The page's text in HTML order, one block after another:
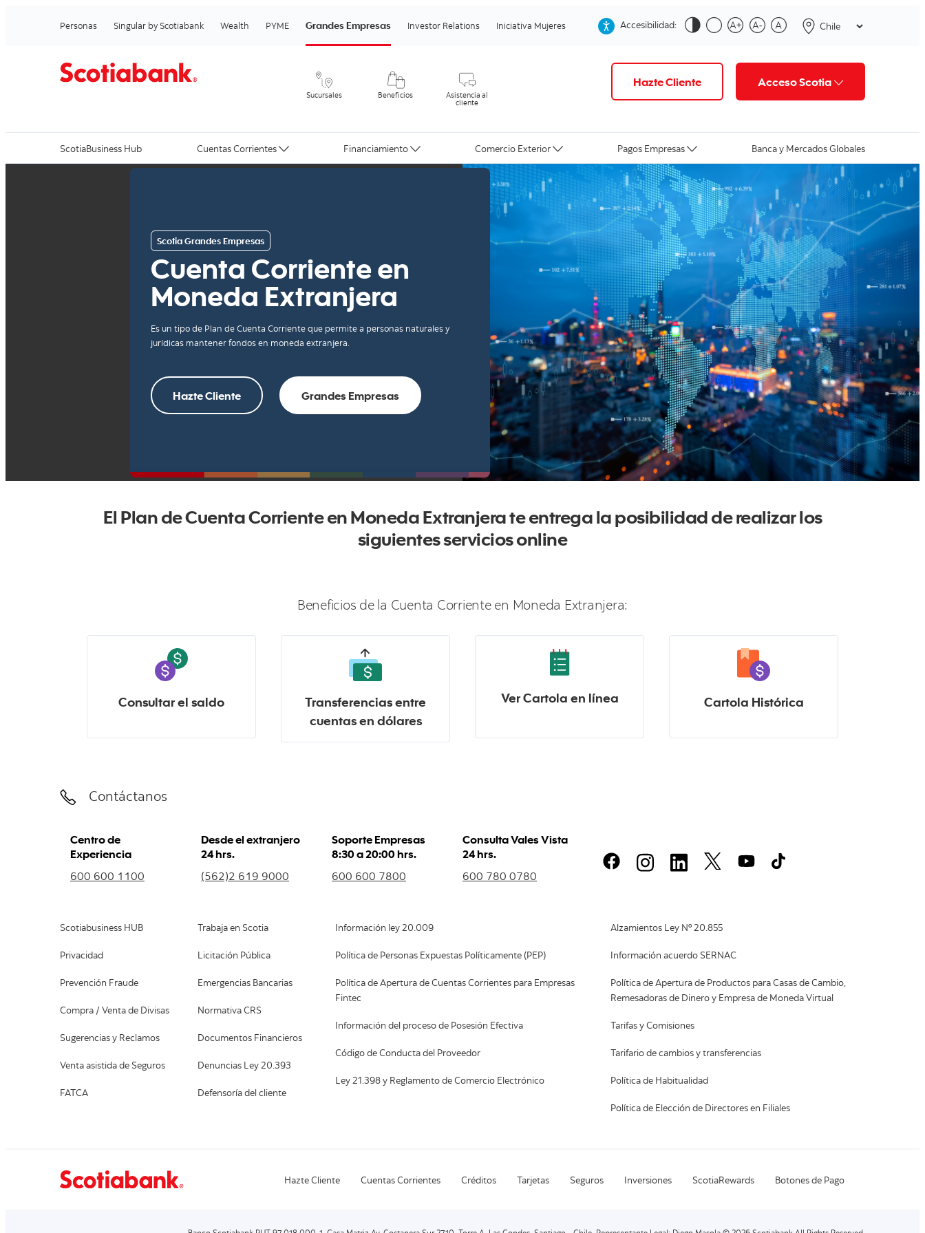
Personas Singular by Scotiabank Wealth PYME Grandes Empresas Investor Relations Iniciativa Mujeres Accesibilidad:
Sucursales Beneficios
Asistencia al
cliente
Hazte Cliente Acceso Scotia
ScotiaBusiness Hub Cuentas Corrientes Financiamiento Comercio Exterior Pagos Empresas Banca y Mercados Globales
Scotia Grandes Empresas
Cuenta Corriente en
Moneda Extranjera
Es un tipo de Plan de Cuenta Corriente que permite a personas naturales y
jurídicas mantener fondos en moneda extranjera.
Hazte Cliente Grandes Empresas
El Plan de Cuenta Corriente en Moneda Extranjera te entrega la posibilidad de realizar los
siguientes servicios online
Beneficios de la Cuenta Corriente en Moneda Extranjera:
Consultar el saldo
Transferencias entre
cuentas en dólares
Ver Cartola en línea Cartola Histórica
Contáctanos
Centro de
Experiencia
600 600 1100
Desde el extranjero
24 hrs.
(562)2 619 9000
Soporte Empresas
8:30 a 20:00 hrs.
600 600 7800
Consulta Vales Vista
24 hrs.
600 780 0780
Scotiabusiness HUB
Privacidad
Prevención Fraude
Compra / Venta de Divisas
Sugerencias y Reclamos
Venta asistida de Seguros
FATCA
Trabaja en Scotia
Licitación Pública
Emergencias Bancarias
Normativa CRS
Documentos Financieros
Denuncias Ley 20.393
Defensoría del cliente
Información ley 20.009
Política de Personas Expuestas Políticamente (PEP)
Política de Apertura de Cuentas Corrientes para Empresas
Fintec
Información del proceso de Posesión Efectiva
Código de Conducta del Proveedor
Ley 21.398 y Reglamento de Comercio Electrónico
Alzamientos Ley Nº 20.855
Información acuerdo SERNAC
Política de Apertura de Productos para Casas de Cambio,
Remesadoras de Dinero y Empresa de Moneda Virtual
Tarifas y Comisiones
Tarifario de cambios y transferencias
Política de Habitualidad
Política de Elección de Directores en Filiales
Hazte Cliente Cuentas Corrientes Créditos Tarjetas Seguros Inversiones ScotiaRewards Botones de Pago